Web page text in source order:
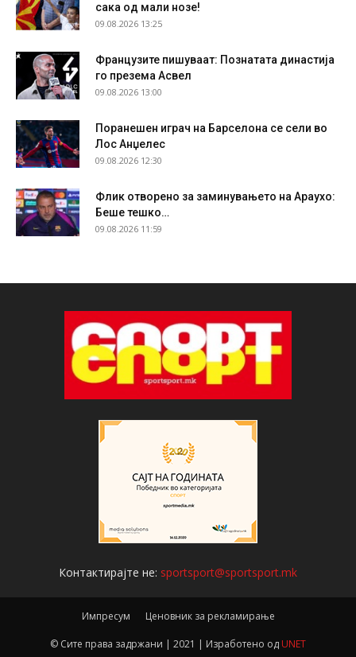
сака од мали нозе!
09.08.2026 13:25
Французите пишуваат: Познатата династија
го презема Асвел
09.08.2026 13:00
Поранешен играч на Барселона се сели во
Лос Анџелес
09.08.2026 12:30
Флик отворено за заминувањето на Араухо:
Беше тешко…
09.08.2026 11:59
Контактирајте не: sportsport@sportsport.mk
Импресум Ценовник за рекламирање
© Сите права задржани | 2021 | Изработено од UNET